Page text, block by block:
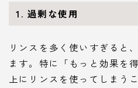
1. 過剰な使用
リンスを多く使いすぎると
ます。特に「もっと効果を
上にリンスを使ってしまう